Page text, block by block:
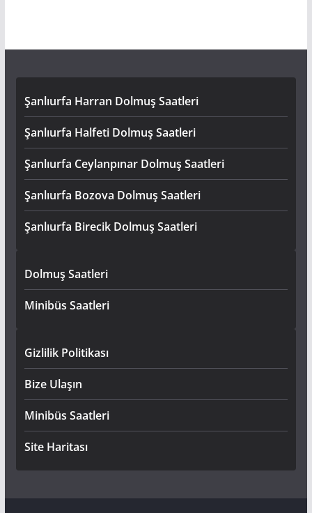
Şanlıurfa Harran Dolmuş Saatleri
Şanlıurfa Halfeti Dolmuş Saatleri
Şanlıurfa Ceylanpınar Dolmuş Saatleri
Şanlıurfa Bozova Dolmuş Saatleri
Şanlıurfa Birecik Dolmuş Saatleri
Dolmuş Saatleri
Minibüs Saatleri
Gizlilik Politikası
Bize Ulaşın
Minibüs Saatleri
Site Haritası